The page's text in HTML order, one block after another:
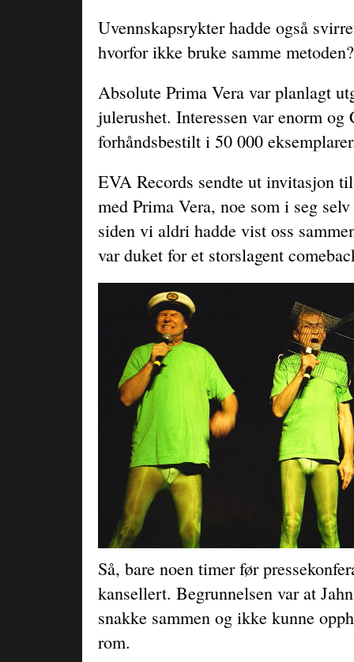
Uvennskapsrykter hadde også
hvorfor ikke bruke samme metoden?
Absolute Prima Vera var planlagt
julerushet. Interessen var enorm og
forhåndsbestilt i 50 000
EVA Records sendte ut invitasjon
med Prima Vera, noe som i seg
siden vi aldri hadde vist oss
var duket for et storslagent
Så, bare noen timer før
kansellert. Begrunnelsen var at
snakke sammen og ikke kunne
rom.